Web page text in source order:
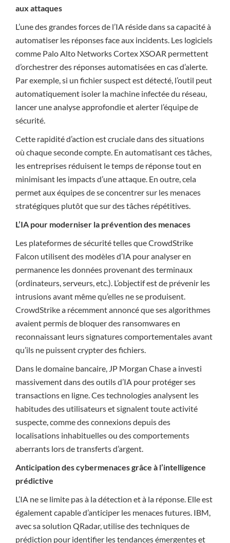
aux attaques
L’une des grandes forces de l’IA réside dans sa capacité à
automatiser les réponses face aux incidents. Les logiciels
comme Palo Alto Networks Cortex XSOAR permettent
d’orchestrer des réponses automatisées en cas d’alerte.
Par exemple, si un fichier suspect est détecté, l’outil peut
automatiquement isoler la machine infectée du réseau,
lancer une analyse approfondie et alerter l’équipe de
sécurité.
Cette rapidité d’action est cruciale dans des situations
où chaque seconde compte. En automatisant ces tâches,
les entreprises réduisent le temps de réponse tout en
minimisant les impacts d’une attaque. En outre, cela
permet aux équipes de se concentrer sur les menaces
stratégiques plutôt que sur des tâches répétitives.
L’IA pour moderniser la prévention des menaces
Les plateformes de sécurité telles que CrowdStrike
Falcon utilisent des modèles d’IA pour analyser en
permanence les données provenant des terminaux
(ordinateurs, serveurs, etc.). L’objectif est de prévenir les
intrusions avant même qu’elles ne se produisent.
CrowdStrike a récemment annoncé que ses algorithmes
avaient permis de bloquer des ransomwares en
reconnaissant leurs signatures comportementales avant
qu’ils ne puissent crypter des fichiers.
Dans le domaine bancaire, JP Morgan Chase a investi
massivement dans des outils d’IA pour protéger ses
transactions en ligne. Ces technologies analysent les
habitudes des utilisateurs et signalent toute activité
suspecte, comme des connexions depuis des
localisations inhabituelles ou des comportements
aberrants lors de transferts d’argent.
Anticipation des cybermenaces grâce à l’intelligence
prédictive
L’IA ne se limite pas à la détection et à la réponse. Elle est
également capable d’anticiper les menaces futures. IBM,
avec sa solution QRadar, utilise des techniques de
prédiction pour identifier les tendances émergentes et